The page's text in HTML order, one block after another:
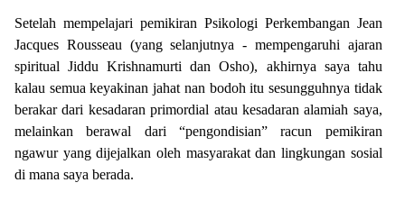
Setelah mempelajari pemikiran Psikologi Perkembangan Jean
Jacques Rousseau (yang selanjutnya - mempengaruhi ajaran
spiritual Jiddu Krishnamurti dan Osho), akhirnya saya tahu
kalau semua keyakinan jahat nan bodoh itu sesungguhnya tidak
berakar dari kesadaran primordial atau kesadaran alamiah saya,
melainkan berawal dari “pengondisian” racun pemikiran
ngawur yang dijejalkan oleh masyarakat dan lingkungan sosial
di mana saya berada.